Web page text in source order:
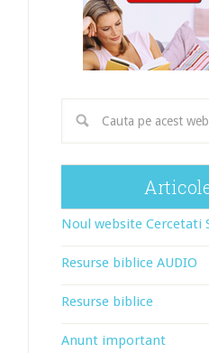
Noul website Cercetati
Resurse biblice AUDIO
Resurse biblice
Anunt important